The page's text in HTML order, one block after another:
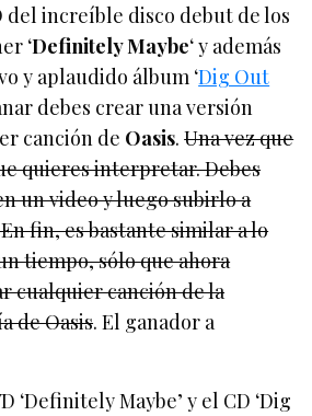
del increíble disco debut de los
‘Definitely Maybe‘ y además
y aplaudido álbum ‘Dig Out
debes crear una versión
canción de Oasis.Una vez que
quieres interpretar. Debes
un video y luego subirlo a
fin, es bastante similar a lo
tiempo, sólo que ahora
cualquier canción de la
de Oasis. El ganador a
‘Definitely Maybe’ y el CD ‘Dig